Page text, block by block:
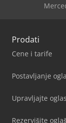
Prodati
Cene i tarife
Postavljanje
Upravljajte
Rezervišite